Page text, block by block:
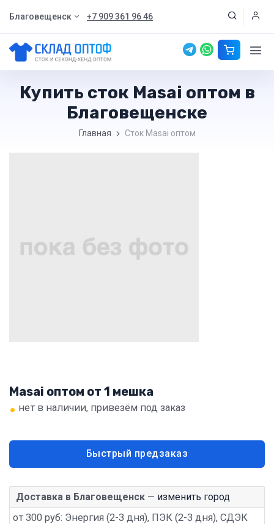
Благовещенск +7 909 361 96 46
Купить сток Masai оптом в
Благовещенске
Главная Сток Masai оптом
Masai оптом от 1 мешка
• нет в наличии, привезём под заказ
Быстрый предзаказ
Доставка в Благовещенск — изменить город
от 300 руб: Энергия (2-3 дня), ПЭК (2-3 дня), СДЭК